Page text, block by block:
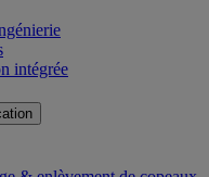
intégrée